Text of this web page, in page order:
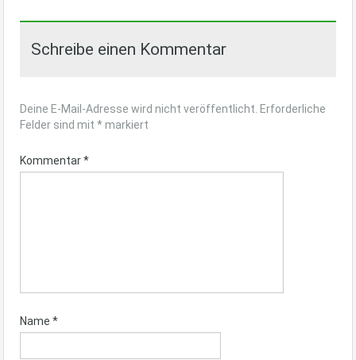
Schreibe einen Kommentar
Deine E-Mail-Adresse wird nicht veröffentlicht. Erforderliche
Felder sind mit *markiert
Kommentar*
Name *